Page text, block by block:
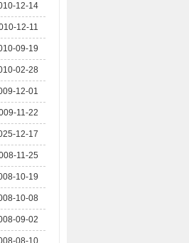
12-14
12-11
09-19
02-28
12-01
11-22
12-17
11-25
10-19
10-08
09-02
08-10